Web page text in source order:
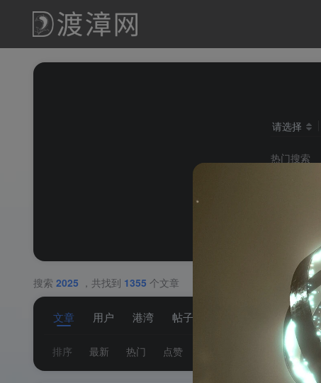
请选择
热门搜索
搜索 2025 ，共找到 1355 个文章
文章 用户 港湾 帖子
排序 最新 热门 点赞 销量